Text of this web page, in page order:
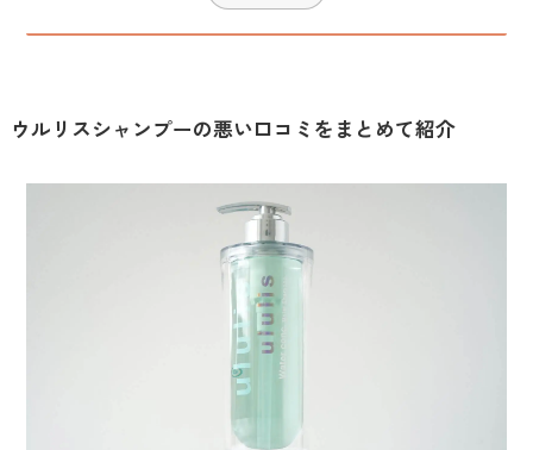
ウルリスシャンプーの悪い口コミをまとめて紹介